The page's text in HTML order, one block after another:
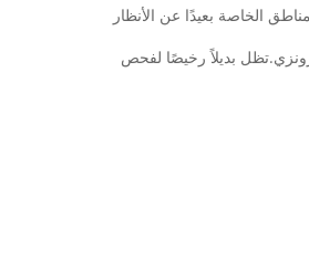
الخاصة بعيدًا عن الأنظار
بديلاً رخيصًا لفحص